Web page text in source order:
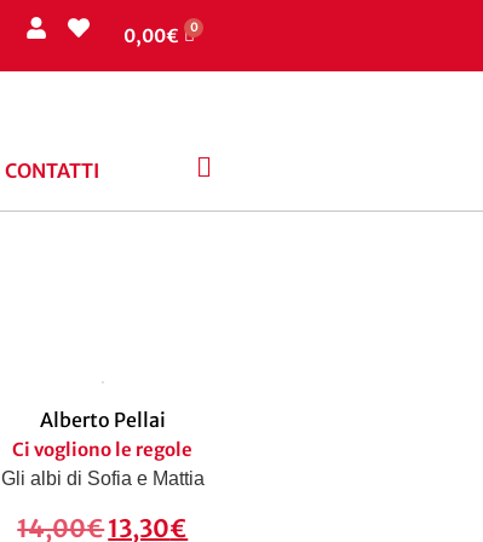
0,00€
CONTATTI
Alberto Pellai
Ci vogliono le regole
Gli albi di Sofia e Mattia
14,00€13,30€